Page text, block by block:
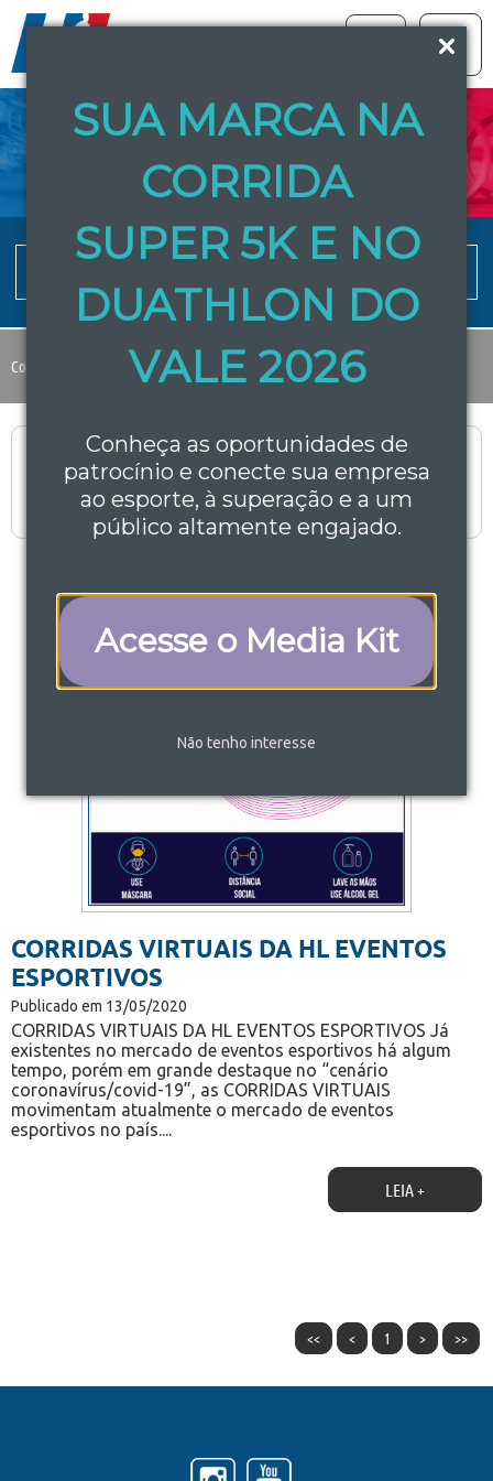
SUA MARCA NA
CORRIDA
SUPER 5K E NO
DUATHLON DO
VALE 2026
Conheça as oportunidades de
patrocínio e conecte sua empresa
ao esporte, à superação e a um
público altamente engajado.
Acesse o Media Kit
Não tenho interesse
Compartilhe:
Selecione um evento:
CORRIDAS VIRTUAIS DA HL EVENTOS
ESPORTIVOS
Publicado em 13/05/2020
CORRIDAS VIRTUAIS DA HL EVENTOS ESPORTIVOS Já
existentes no mercado de eventos esportivos há algum
tempo, porém em grande destaque no “cenário
coronavírus/covid-19”, as CORRIDAS VIRTUAIS
movimentam atualmente o mercado de eventos
esportivos no país....
LEIA +
>>
>
1
<
<<